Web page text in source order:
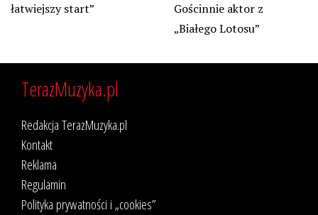
łatwiejszy start”
Gościnnie aktor z
„Białego Lotosu”
TerazMuzyka.pl
Redakcja TerazMuzyka.pl
Kontakt
Reklama
Regulamin
Polityka prywatności i „cookies”